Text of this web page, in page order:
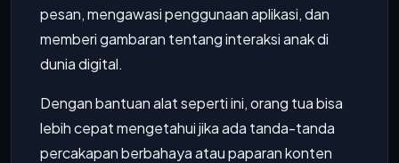
pesan, mengawasi penggunaan aplikasi, dan
memberi gambaran tentang interaksi anak di
dunia digital.
Dengan bantuan alat seperti ini, orang tua bisa
lebih cepat mengetahui jika ada tanda-tanda
percakapan berbahaya atau paparan konten